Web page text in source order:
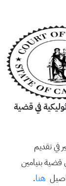
في قضية
في تقديم
قضية بنيامين
هنا.